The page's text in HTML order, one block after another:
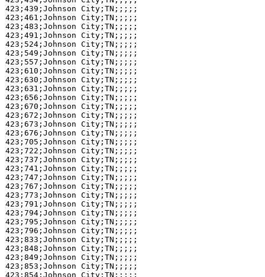
423;439;Johnson City;TN;;;;;
423;461;Johnson City;TN;;;;;
423;483;Johnson City;TN;;;;;
423;491;Johnson City;TN;;;;;
423;524;Johnson City;TN;;;;;
423;549;Johnson City;TN;;;;;
423;557;Johnson City;TN;;;;;
423;610;Johnson City;TN;;;;;
423;630;Johnson City;TN;;;;;
423;631;Johnson City;TN;;;;;
423;656;Johnson City;TN;;;;;
423;670;Johnson City;TN;;;;;
423;672;Johnson City;TN;;;;;
423;673;Johnson City;TN;;;;;
423;676;Johnson City;TN;;;;;
423;705;Johnson City;TN;;;;;
423;722;Johnson City;TN;;;;;
423;737;Johnson City;TN;;;;;
423;741;Johnson City;TN;;;;;
423;747;Johnson City;TN;;;;;
423;767;Johnson City;TN;;;;;
423;773;Johnson City;TN;;;;;
423;791;Johnson City;TN;;;;;
423;794;Johnson City;TN;;;;;
423;795;Johnson City;TN;;;;;
423;796;Johnson City;TN;;;;;
423;833;Johnson City;TN;;;;;
423;848;Johnson City;TN;;;;;
423;849;Johnson City;TN;;;;;
423;853;Johnson City;TN;;;;;
423;854;Johnson City;TN;;;;;